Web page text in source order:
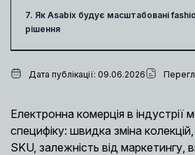
7. Як Asabix будує масштабовані
рішення
Дата публікації: 09.06.2026
Електронна комерція в
специфіку: швидка зміна колекцій,
SKU, залежність від маркетингу,